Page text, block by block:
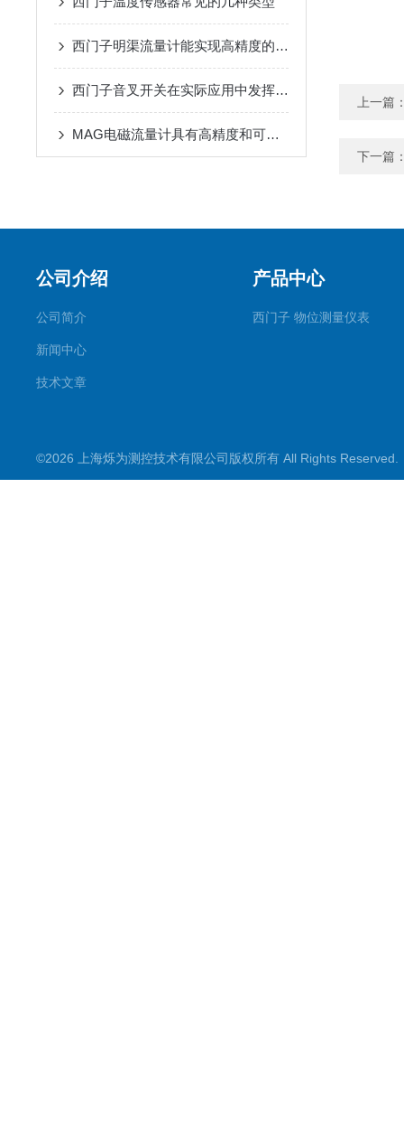
西门子明渠流量计能实现高精度的液位测量
西门子音叉开关在实际应用中发挥哪些作用？
MAG电磁流量计具有高精度和可靠性的特点
上一篇
下一篇
公司介绍
公司简介
新闻中心
技术文章
产品中心
西门子 物位测量仪表
©2026 上海烁为测控技术有限公司版权所有 All Rights